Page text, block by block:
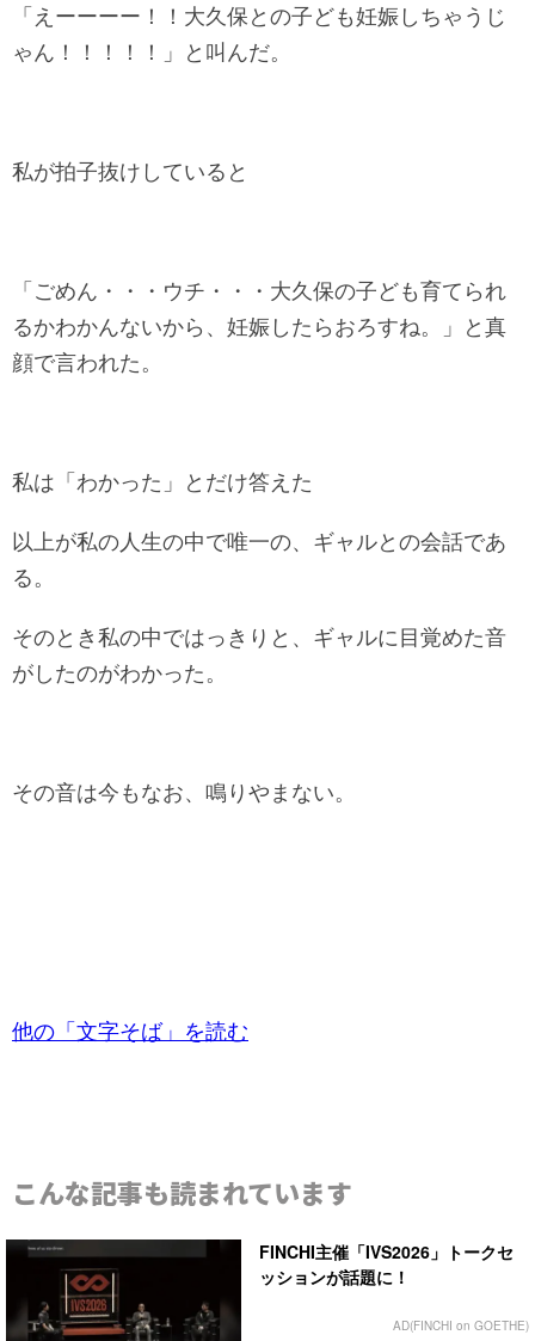
「えーーーー！！大久保との子ども妊娠しちゃうじ
ゃん！！！！！」と叫んだ。
私が拍子抜けしていると
「ごめん・・・ウチ・・・大久保の子ども育てられ
るかわかんないから、妊娠したらおろすね。」と真
顔で言われた。
私は「わかった」とだけ答えた
以上が私の人生の中で唯一の、ギャルとの会話であ
る。
そのとき私の中ではっきりと、ギャルに目覚めた音
がしたのがわかった。
その音は今もなお、鳴りやまない。
他の「文字そば」を読む
こんな記事も読まれています
FINCHI主催「IVS2026」トークセ
ッションが話題に！
AD(FINCHI on GOETHE)